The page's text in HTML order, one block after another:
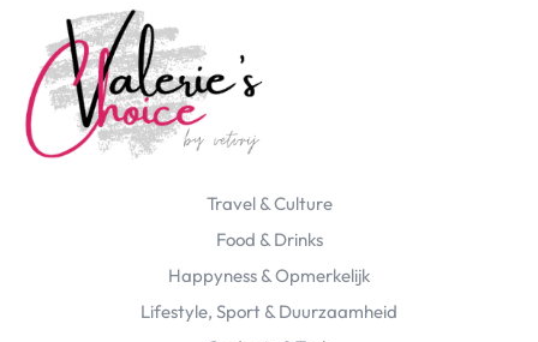
Travel & Culture
Food & Drinks
Happyness & Opmerkelijk
Lifestyle, Sport & Duurzaamheid